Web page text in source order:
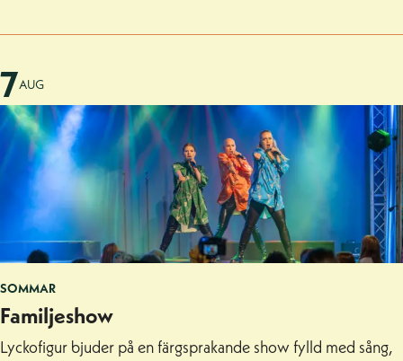
7AUG
SOMMAR
Familjeshow
Lyckofigur bjuder på en färgsprakande show fylld med sång,